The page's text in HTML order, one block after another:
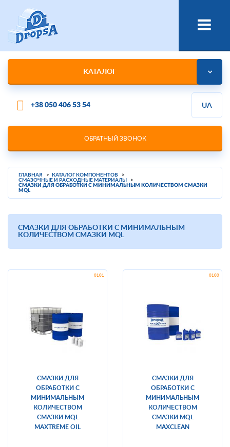
КАТАЛОГ
+38 050 406 53 54
ОБРАТНЫЙ ЗВОНОК
UA
ГЛАВНАЯ
КАТАЛОГ КОМПОНЕНТОВ
СМАЗОЧНЫЕ И РАСХОДНЫЕ МАТЕРИАЛЫ
СМАЗКИ ДЛЯ ОБРАБОТКИ С МИНИМАЛЬНЫМ КОЛИЧЕСТВОМ СМАЗКИ
MQL
СМАЗКИ ДЛЯ ОБРАБОТКИ С МИНИМАЛЬНЫМ
КОЛИЧЕСТВОМ СМАЗКИ MQL
СМАЗКИ ДЛЯ
ОБРАБОТКИ С
МИНИМАЛЬНЫМ
КОЛИЧЕСТВОМ
СМАЗКИ MQL
MAXTREME OIL
СМАЗКИ ДЛЯ
ОБРАБОТКИ С
МИНИМАЛЬНЫМ
КОЛИЧЕСТВОМ
СМАЗКИ MQL
MAXCLEAN